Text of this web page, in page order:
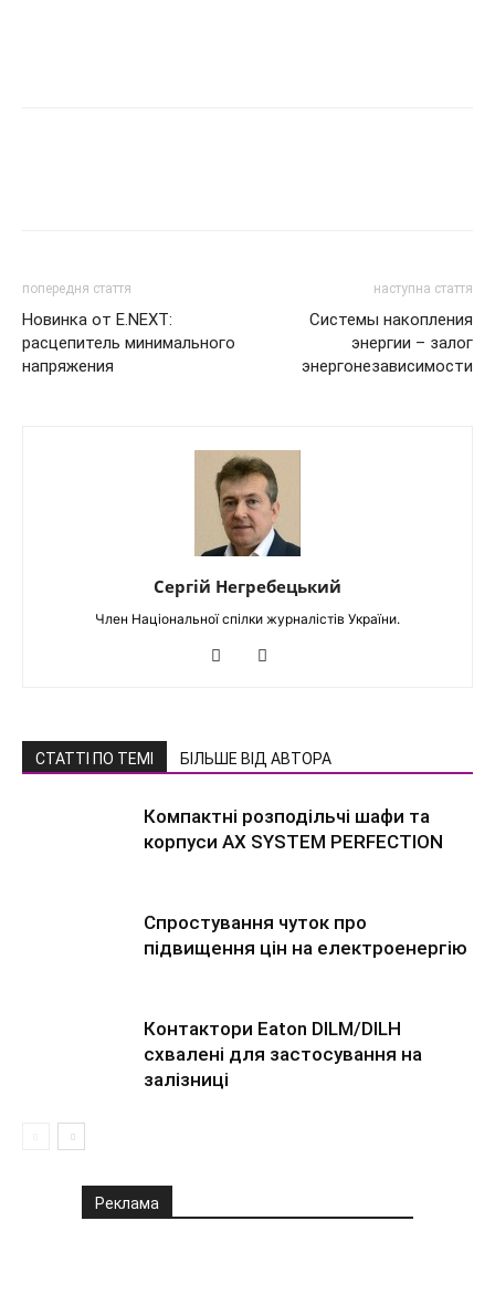
попередня стаття
Новинка от E.NEXT:
расцепитель минимального
напряжения
наступна стаття
Системы накопления
энергии – залог
энергонезависимости
Сергій Негребецький
Член Національної спілки журналістів України.
СТАТТІ ПО ТЕМІ БІЛЬШЕ ВІД АВТОРА
Компактні розподільчі шафи та
корпуси AX SYSTEM PERFECTION
Спростування чуток про
підвищення цін на електроенергію
Контактори Eaton DILM/DILH
схвалені для застосування на
залізниці
Реклама